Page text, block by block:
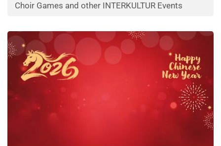
Choir Games and other INTERKULTUR Events